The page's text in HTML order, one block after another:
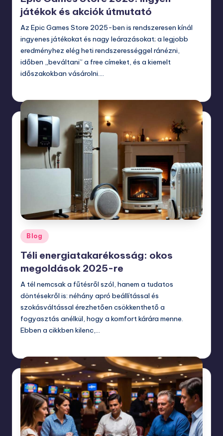
játékok és akciók útmutató
Az Epic Games Store 2025-ben is rendszeresen kínál
ingyenes játékokat és nagy leárazásokat; a legjobb
eredményhez elég heti rendszerességgel ránézni,
időben „beváltani” a free címeket, és a kiemelt
időszakokban vásárolni.…
Posted
in
Blog
Téli energiatakarékosság: okos
megoldások 2025-re
A tél nemcsak a fűtésről szól, hanem a tudatos
döntésekről is: néhány apró beállítással és
szokásváltással érezhetően csökkenthető a
fogyasztás anélkül, hogy a komfort kárára menne.
Ebben a cikkben kilenc,…